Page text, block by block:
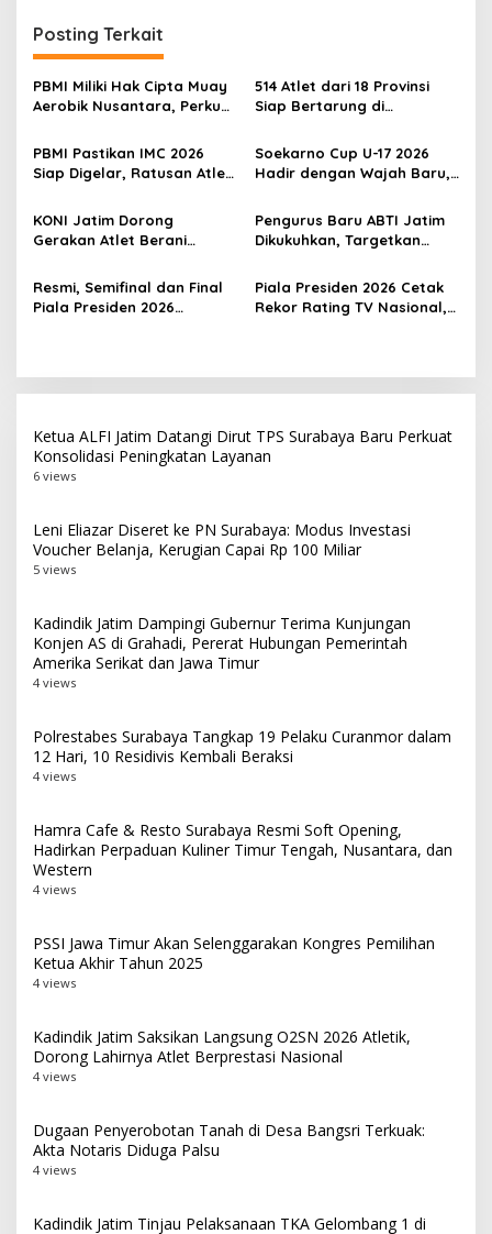
a
s
i
o
Posting Terkait
PBMI Miliki Hak Cipta Muay
Aerobik Nusantara, Perkuat
Indonesia
514 Atlet dari 18 Provinsi
Siap Bertarung di
Championship 2026 di
Bekasi
PBMI Pastikan IMC 2026
Siap Digelar, Ratusan Atlet
di Bekasi
Soekarno Cup U-17 2026
Hadir dengan Wajah Baru,
Penghargaan Man of the
Match
KONI Jatim Dorong
Gerakan Atlet Berani
Tekanan Mental Atlet Laki-
Laki
Pengurus Baru ABTI Jatim
Dikukuhkan, Targetkan
Barometer Bola Tangan
Indonesia
Resmi, Semifinal dan Final
Piala Presiden 2026
Piala Presiden 2026 Cetak
Rekor Rating TV Nasional,
Ketua ALFI Jatim Datangi Dirut TPS Surabaya Baru Perkuat
Konsolidasi Peningkatan Layanan
6 views
Leni Eliazar Diseret ke PN Surabaya: Modus Investasi
Voucher Belanja, Kerugian Capai Rp 100 Miliar
5 views
Kadindik Jatim Dampingi Gubernur Terima Kunjungan
Konjen AS di Grahadi, Pererat Hubungan Pemerintah
Amerika Serikat dan Jawa Timur
4 views
Polrestabes Surabaya Tangkap 19 Pelaku Curanmor dalam
12 Hari, 10 Residivis Kembali Beraksi
4 views
Hamra Cafe & Resto Surabaya Resmi Soft Opening,
Hadirkan Perpaduan Kuliner Timur Tengah, Nusantara, dan
Western
4 views
PSSI Jawa Timur Akan Selenggarakan Kongres Pemilihan
Ketua Akhir Tahun 2025
4 views
Kadindik Jatim Saksikan Langsung O2SN 2026 Atletik,
Dorong Lahirnya Atlet Berprestasi Nasional
4 views
Dugaan Penyerobotan Tanah di Desa Bangsri Terkuak:
Akta Notaris Diduga Palsu
4 views
Kadindik Jatim Tinjau Pelaksanaan TKA Gelombang 1 di